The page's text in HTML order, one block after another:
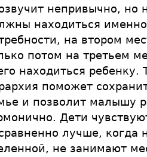
непривычно, но
находиться
на втором
потом на третьем
находиться ребенку.
поможет
и позволит малышу
Дети
лучше, когда
не занимают